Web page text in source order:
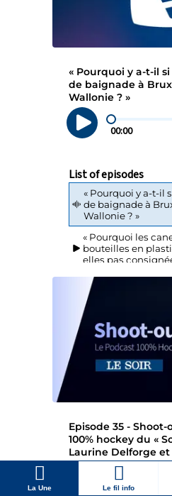
La Une Le fil info